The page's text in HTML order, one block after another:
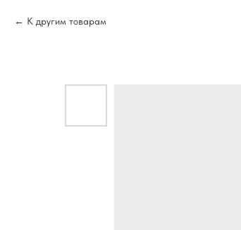
К другим товарам